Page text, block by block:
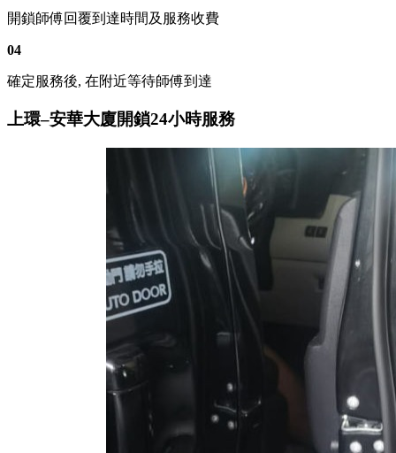
開鎖師傅回覆到達時間及服務收費
04
確定服務後, 在附近等待師傅到達
上環–安華大廈開鎖24小時服務